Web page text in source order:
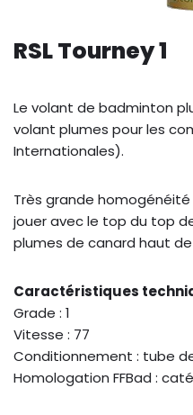
RSL Tourney 1
Le volant de badminton
volant plumes pour les
Internationales).
Très grande
jouer avec le top du top
plumes de canard haut
Caractéristiques
Grade : 1
Vitesse : 77
Conditionnement : tube
Homologation FFBad :